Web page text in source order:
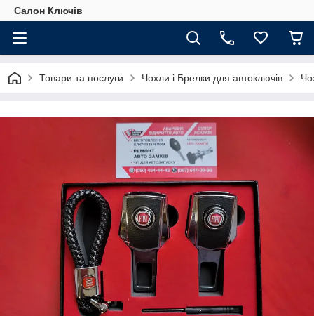
Салон Ключів
Товари та послуги Чохли і Брелки для автоключів